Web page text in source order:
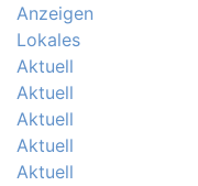
Anzeigen
Lokales
Aktuell
Aktuell
Aktuell
Aktuell
Aktuell